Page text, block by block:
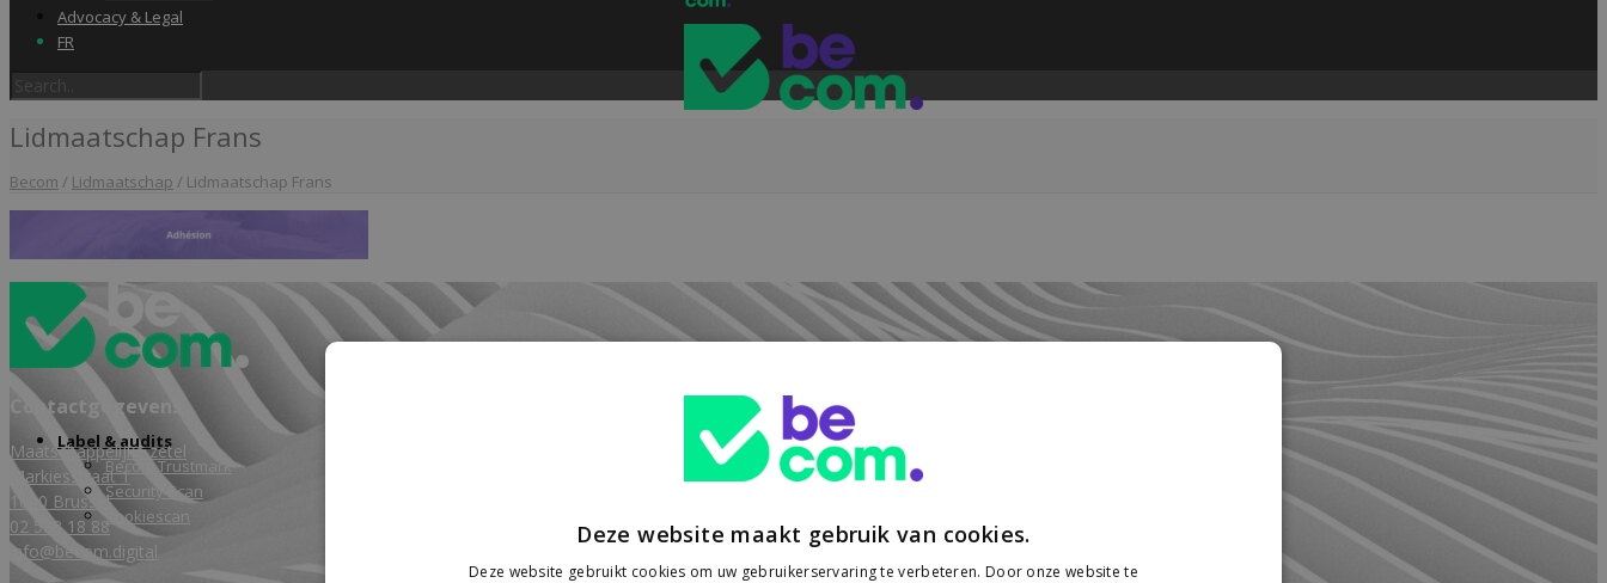
Label & audits
Becom Trustmark
Security Scan
Cookiescan
Advocacy & Legal
FR
Lidmaatschap Frans
Becom / Lidmaatschap / Lidmaatschap Frans
Contactgegevens
Maatschappelijke zetel
Markiesstraat 1
1000 Brussel
02 588 18 88
info@becom.digital
Deze website maakt gebruik van cookies.
Deze website gebruikt cookies om uw gebruikerservaring te verbeteren. Door onze website te